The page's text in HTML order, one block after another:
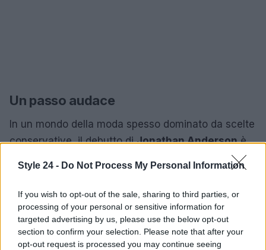
Style 24 - Do Not Process My Personal Information
If you wish to opt-out of the sale, sharing to third parties, or
processing of your personal or sensitive information for
targeted advertising by us, please use the below opt-out
section to confirm your selection. Please note that after your
opt-out request is processed you may continue seeing
Un passo audace
In un mondo della moda spesso dominato da scelte
conservative, il debutto diJonathan Andersonè
stato un esempio lampante di audacia e creatività.
La sua reinterpretazione del
non solo
celebra il passato di Dior, ma lo proietta anche
verso il futuro. Anche se il percorso è ancora in
fase di definizione, il designer ha dimostrato di
avere il coraggio di esplorare nuove idee e stili,